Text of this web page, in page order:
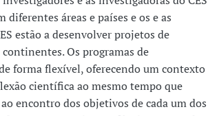
áreas e países e os e as
estão a desenvolver projetos de
Os programas de
forma flexível, oferecendo um contexto
científica ao mesmo tempo que
encontro dos objetivos de cada um dos